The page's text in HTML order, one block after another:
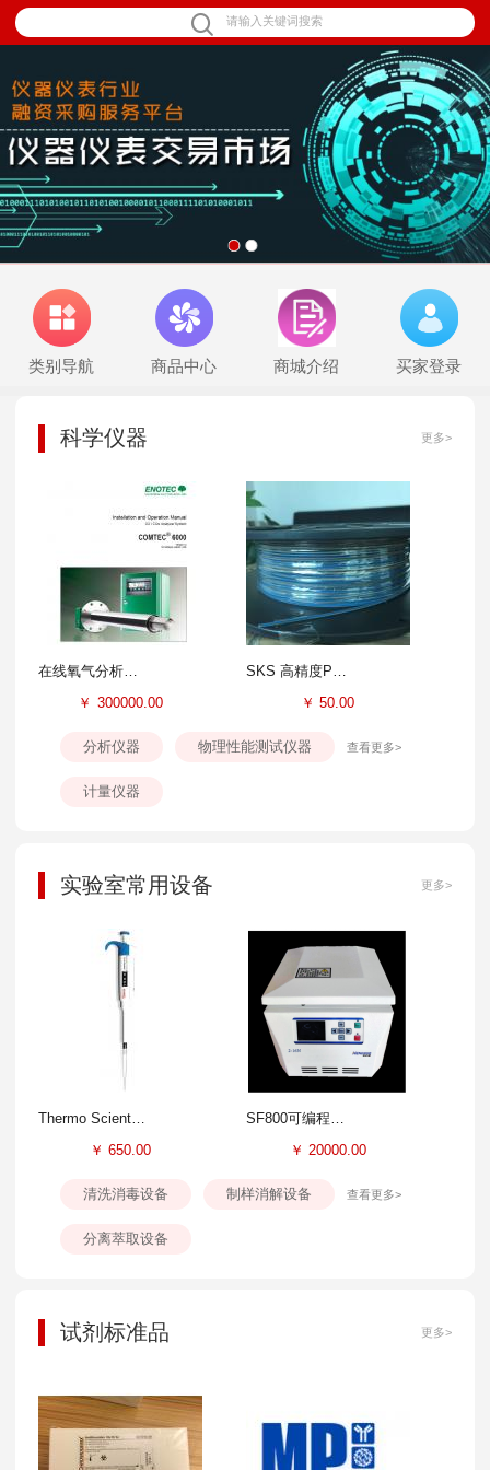
1 2
类别导航 商品中心 商城介绍 买家登录
科学仪器 更多>
在线氧气分析仪-ENOTEC-OXITEC6000
￥ 300000.00
SKS 高精度PEEK管
￥ 50.00
分析仪器 物理性能测试仪器
计量仪器
查看更多>
实验室常用设备 更多>
Thermo Scientific Finnpipette F3移液器
￥ 650.00
SF800可编程精液离心机
￥ 20000.00
清洗消毒设备 制样消解设备
分离萃取设备
查看更多>
试剂标准品 更多>